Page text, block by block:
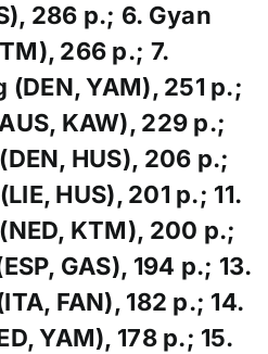
286 p.; 6. Gyan
266 p.; 7.
YAM), 251 p.;
KAW), 229 p.;
HUS), 206 p.;
HUS), 201 p.; 11.
KTM), 200 p.;
GAS), 194 p.; 13.
FAN), 182 p.; 14.
YAM), 178 p.; 15.